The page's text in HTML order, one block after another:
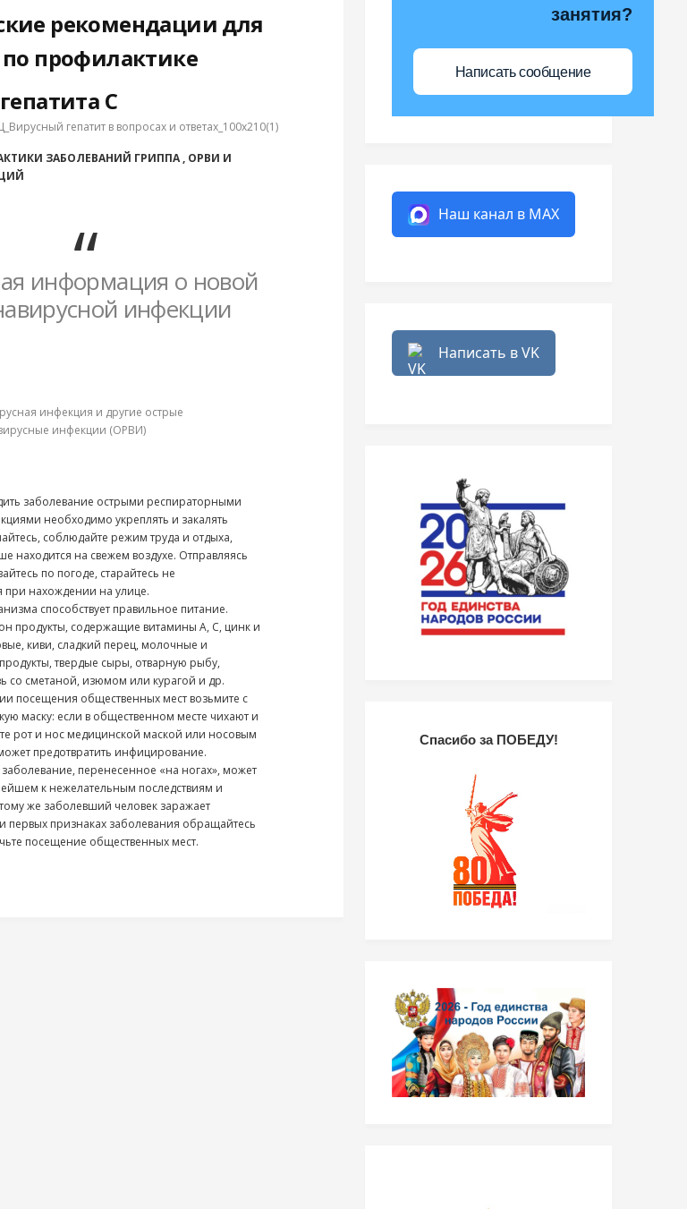
рекомендации для
профилактике
С
гепатит в вопросах и ответах_100х210(1)
ЗАБОЛЕВАНИЙ ГРИППА , ОРВИ И
информация о новой
инфекции
инфекция и другие острые
инфекции (ОРВИ)
заболевание острыми респираторными
необходимо укреплять и закалять
соблюдайте режим труда и отдыха,
находится на свежем воздухе. Отправляясь
по погоде, старайтесь не
при нахождении на улице.
способствует правильное питание.
продукты, содержащие витамины А, С, цинк и
киви, сладкий перец, молочные и
твердые сыры, отварную рыбу,
со сметаной, изюмом или курагой и др.
посещения общественных мест возьмите с
маску: если в общественном месте чихают и
рот и нос медицинской маской или носовым
предотвратить инфицирование.
перенесенное «на ногах», может
к нежелательным последствиям и
же заболевший человек заражает
признаках заболевания обращайтесь
посещение общественных мест.
занятия?
Написать сообщение
Наш канал в MAX
Написать в VK
Спасибо за ПОБЕДУ!